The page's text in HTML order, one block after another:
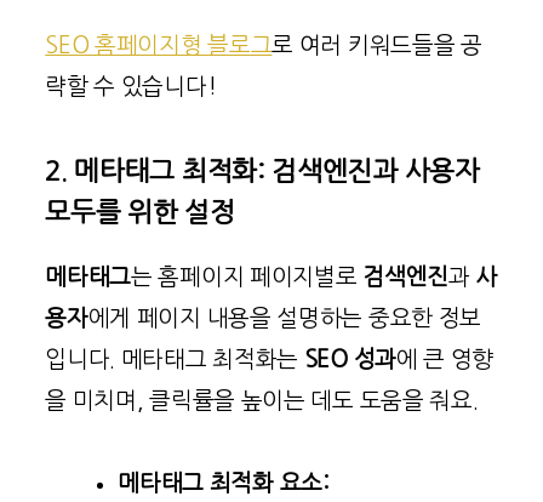
SEO 홈페이지형 블로그로 여러 키워드들을 공
략할 수 있습니다!
2. 메타태그 최적화: 검색엔진과 사용자
모두를 위한 설정
메타태그는 홈페이지 페이지별로 검색엔진과 사
용자에게 페이지 내용을 설명하는 중요한 정보
입니다. 메타태그 최적화는 SEO 성과에 큰 영향
을 미치며, 클릭률을 높이는 데도 도움을 줘요.
메타태그 최적화 요소: